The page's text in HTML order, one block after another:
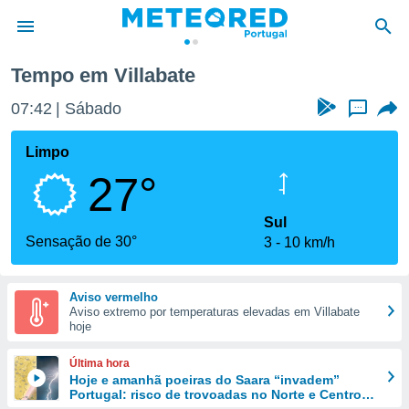
da
foi
fornecidas
a este
das
e
forma
digital
Tempo em Villabate
07:42 Sábado ...
Limpo
27°
Sensação de 30°
Sul
3
10 km/h
Aviso vermelho
Aviso extremo por temperaturas elevadas em Villabate
hoje
Última hora
Hoje e amanhã poeiras do Saara “invadem”
Portugal: risco de trovoadas no Norte e Centro